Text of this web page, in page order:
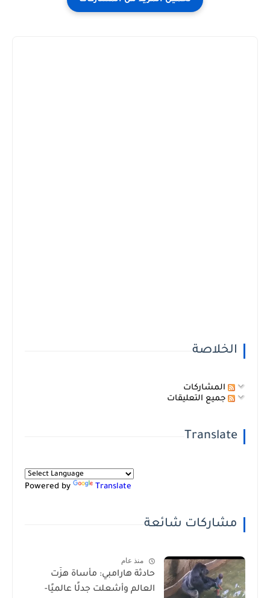
الخلاصة
المشاركات
جميع التعليقات
Translate
Powered by Translate
مشاركات شائعة
منذ عام
حادثة هارامبي: مأساة هزّت
العالم وأشعلت جدلًا عالميًا-